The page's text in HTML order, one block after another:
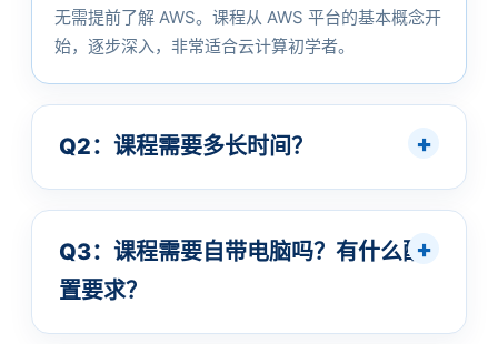
无需提前了解 AWS。课程从 AWS 平台的基本概念开
始，逐步深入，非常适合云计算初学者。
Q2：课程需要多长时间？
Q3：课程需要自带电脑吗？有什么配
置要求？